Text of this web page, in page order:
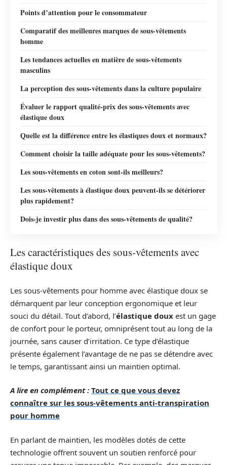
Points d’attention pour le consommateur
Comparatif des meilleures marques de sous-vêtements
homme
Les tendances actuelles en matière de sous-vêtements
masculins
La perception des sous-vêtements dans la culture populaire
Évaluer le rapport qualité-prix des sous-vêtements avec
élastique doux
Quelle est la différence entre les élastiques doux et normaux?
Comment choisir la taille adéquate pour les sous-vêtements?
Les sous-vêtements en coton sont-ils meilleurs?
Les sous-vêtements à élastique doux peuvent-ils se détériorer
plus rapidement?
Dois-je investir plus dans des sous-vêtements de qualité?
Les caractéristiques des sous-vêtements avec
élastique doux
Les sous-vêtements pour homme avec élastique doux se
démarquent par leur conception ergonomique et leur
souci du détail. Tout d’abord, l’élastique doux est un gage
de confort pour le porteur, omniprésent tout au long de la
journée, sans causer d’irritation. Ce type d’élastique
présente également l’avantage de ne pas se détendre avec
le temps, garantissant ainsi un maintien optimal.
A lire en complément : Tout ce que vous devez
connaître sur les sous-vêtements anti-transpiration
pour homme
En parlant de maintien, les modèles dotés de cette
technologie offrent souvent un soutien renforcé pour